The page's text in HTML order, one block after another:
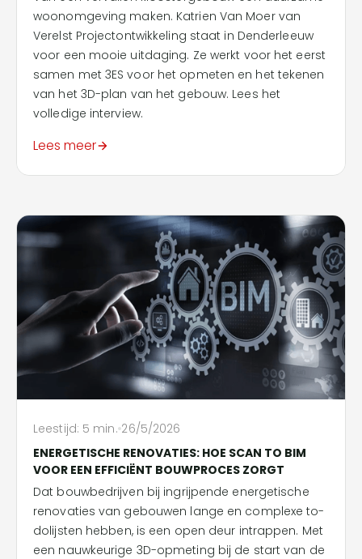
woonomgeving maken. Katrien Van Moer van
Verelst Projectontwikkeling staat in Denderleeuw
voor een mooie uitdaging. Ze werkt voor het eerst
samen met 3ES voor het opmeten en het tekenen
van het 3D-plan van het gebouw. Lees het
volledige interview.
Lees meer
Leestijd: 5 min. 26/5/2026
ENERGETISCHE RENOVATIES: HOE SCAN TO BIM
VOOR EEN EFFICIËNT BOUWPROCES ZORGT
Dat bouwbedrijven bij ingrijpende energetische
renovaties van gebouwen lange en complexe to-
dolijsten hebben, is een open deur intrappen. Met
een nauwkeurige 3D-opmeting bij de start van de